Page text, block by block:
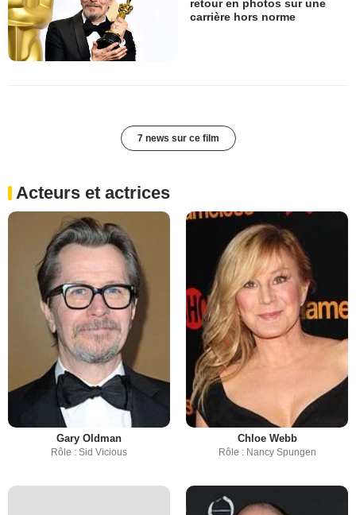
retour en photos sur une
carrière hors norme
7 news sur ce film
Acteurs et actrices
Gary Oldman
Rôle : Sid Vicious
Chloe Webb
Rôle : Nancy Spungen